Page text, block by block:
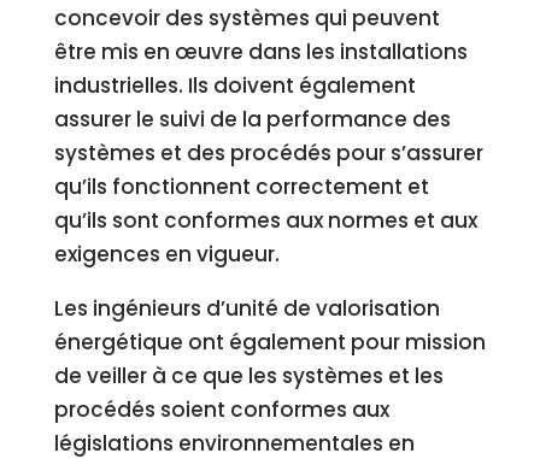
concevoir des systèmes qui peuvent
être mis en œuvre dans les installations
industrielles. Ils doivent également
assurer le suivi de la performance des
systèmes et des procédés pour s’assurer
qu’ils fonctionnent correctement et
qu’ils sont conformes aux normes et aux
exigences en vigueur.
Les ingénieurs d’unité de valorisation
énergétique ont également pour mission
de veiller à ce que les systèmes et les
procédés soient conformes aux
législations environnementales en